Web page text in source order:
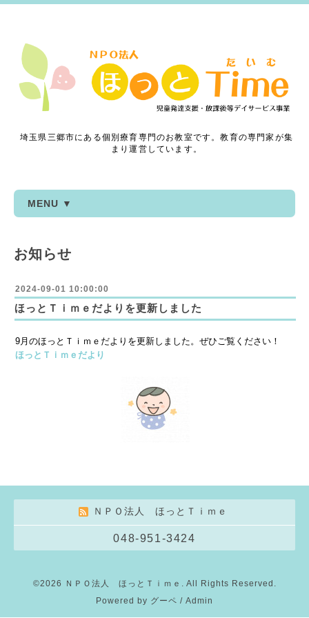
埼玉県三郷市にある個別療育専門のお教室です。教育の専門家が集
まり運営しています。
MENU ▼
お知らせ
2024-09-01 10:00:00
ほっとＴｉｍｅだよりを更新しました
9月のほっとＴｉｍｅだよりを更新しました。ぜひご覧ください！
ほっとＴｉｍｅだより
ＮＰＯ法人 ほっとＴｉｍｅ
048-951-3424
©2026 ＮＰＯ法人 ほっとＴｉｍｅ . All Rights Reserved.
Powered by グーペ / Admin